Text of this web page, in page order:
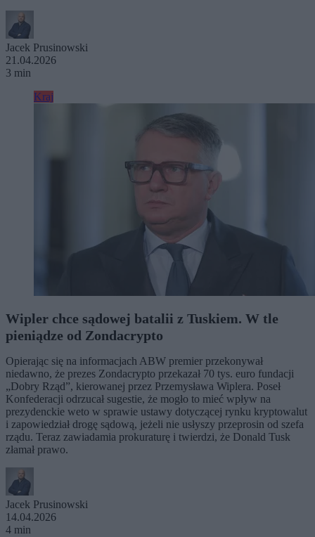
Jacek Prusinowski
21.04.2026
3 min
Kraj
Wipler chce sądowej batalii z Tuskiem. W tle
pieniądze od Zondacrypto
Opierając się na informacjach ABW premier przekonywał
niedawno, że prezes Zondacrypto przekazał 70 tys. euro fundacji
„Dobry Rząd”, kierowanej przez Przemysława Wiplera. Poseł
Konfederacji odrzucał sugestie, że mogło to mieć wpływ na
prezydenckie weto w sprawie ustawy dotyczącej rynku kryptowalut
i zapowiedział drogę sądową, jeżeli nie usłyszy przeprosin od szefa
rządu. Teraz zawiadamia prokuraturę i twierdzi, że Donald Tusk
złamał prawo.
Jacek Prusinowski
14.04.2026
4 min